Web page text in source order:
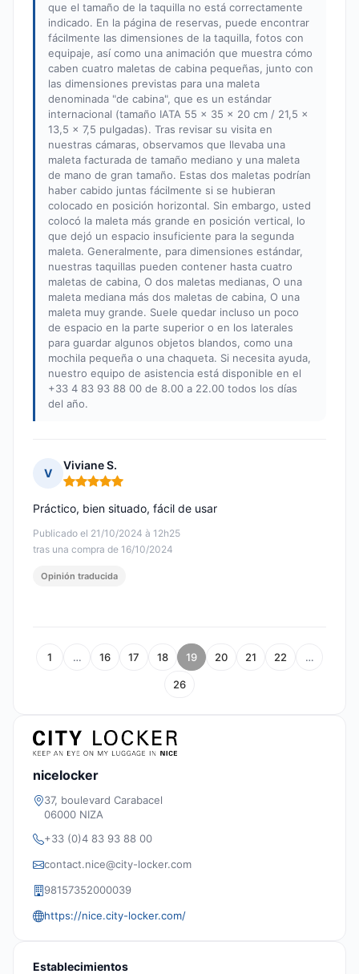
que el tamaño de la taquilla no está correctamente
indicado. En la página de reservas, puede encontrar
fácilmente las dimensiones de la taquilla, fotos con
equipaje, así como una animación que muestra cómo
caben cuatro maletas de cabina pequeñas, junto con
las dimensiones previstas para una maleta
denominada "de cabina", que es un estándar
internacional (tamaño IATA 55 x 35 x 20 cm / 21,5 x
13,5 x 7,5 pulgadas). Tras revisar su visita en
nuestras cámaras, observamos que llevaba una
maleta facturada de tamaño mediano y una maleta
de mano de gran tamaño. Estas dos maletas podrían
haber cabido juntas fácilmente si se hubieran
colocado en posición horizontal. Sin embargo, usted
colocó la maleta más grande en posición vertical, lo
que dejó un espacio insuficiente para la segunda
maleta. Generalmente, para dimensiones estándar,
nuestras taquillas pueden contener hasta cuatro
maletas de cabina, O dos maletas medianas, O una
maleta mediana más dos maletas de cabina, O una
maleta muy grande. Suele quedar incluso un poco
de espacio en la parte superior o en los laterales
para guardar algunos objetos blandos, como una
mochila pequeña o una chaqueta. Si necesita ayuda,
nuestro equipo de asistencia está disponible en el
+33 4 83 93 88 00 de 8.00 a 22.00 todos los días
del año.
V
Viviane S.
Nota: 5 de 5
Publicado el 21/10/2024 à 12h25
tras una compra de 16/10/2024
Práctico, bien situado, fácil de usar
Opinión traducida
1 … 16 17 18 19 20 21 22 …
26
nicelocker
37, boulevard Carabacel
06000 NIZA
+33 (0)4 83 93 88 00
contact.nice@city-locker.com
98157352000039
https://nice.city-locker.com/
Establecimientos